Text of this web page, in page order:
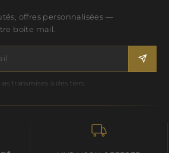
offres personnalisées —
boîte mail.
transmises à des tiers.